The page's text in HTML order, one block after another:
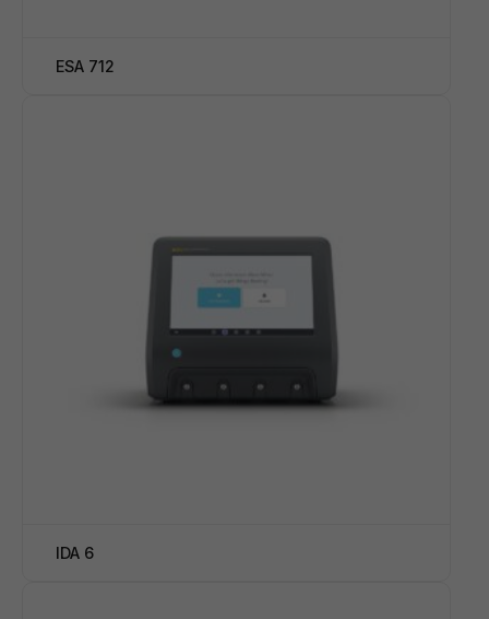
ESA 712
IDA 6